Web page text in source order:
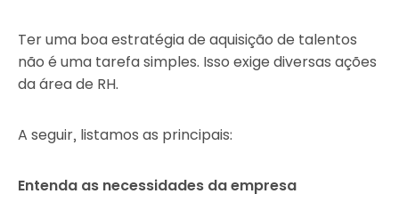
Ter uma boa estratégia de aquisição de talentos
não é uma tarefa simples. Isso exige diversas ações
da área de RH.
A seguir, listamos as principais:
Entenda as necessidades da empresa